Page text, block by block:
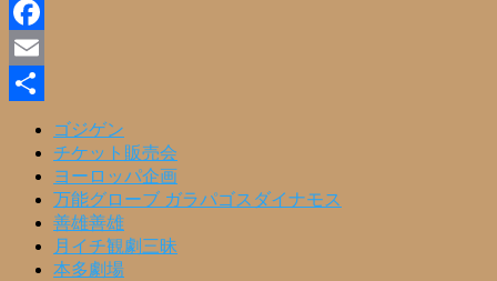
Line
Facebook
Email
ゴジゲン
チケット販売会
ヨーロッパ企画
万能グローブ ガラパゴスダイナモス
善雄善雄
月イチ観劇三昧
本多劇場